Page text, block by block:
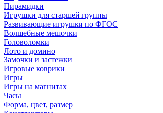
Пирамидки
Игрушки для старшей группы
Развивающие игрушки по ФГОС
Волшебные мешочки
Головоломки
Лото и домино
Замочки и застежки
Игровые коврики
Игры
Игры на магнитах
Часы
Форма, цвет, размер